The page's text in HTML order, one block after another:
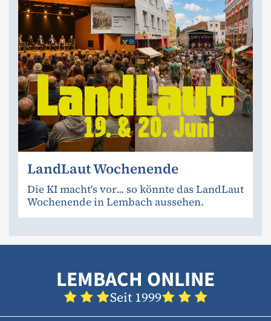
LandLaut Wochenende
Die KI macht's vor... so könnte das LandLaut
Wochenende in Lembach aussehen.
LEMBACH ONLINE
Seit 1999